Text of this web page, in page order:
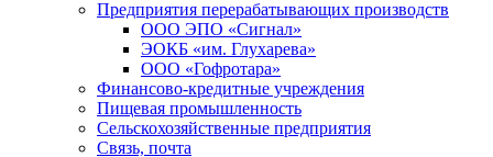
Предприятия перерабатывающих производств
ООО ЭПО «Сигнал»
ЭОКБ «им. Глухарева»
ООО «Гофротара»
Финансово-кредитные учреждения
Пищевая промышленность
Сельскохозяйственные предприятия
Связь, почта